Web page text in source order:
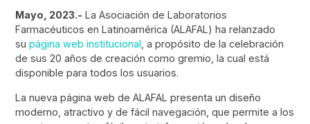
Mayo, 2023.- La Asociación de Laboratorios
Farmacéuticos en Latinoamérica (ALAFAL) ha relanzado
supágina web institucional , a propósito de la celebración
de sus 20 años de creación como gremio, la cual está
disponible para todos los usuarios.
La nueva página web de ALAFAL presenta un diseño
moderno, atractivo y de fácil navegación, que permite a los